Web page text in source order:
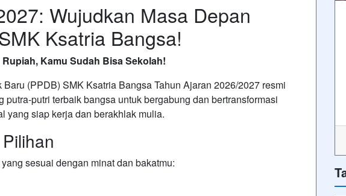
Wujudkan Masa Depan
Ksatria Bangsa!
Kamu Sudah Bisa Sekolah!
(PPDB) SMK Ksatria Bangsa Tahun Ajaran 2026/2027 resmi
putra-putri terbaik bangsa untuk bergabung dan bertransformasi
yang siap kerja dan berakhlak mulia.
sesuai dengan minat dan bakatmu: